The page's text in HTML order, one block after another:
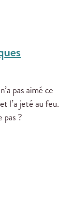
pas aimé ce
l’a jeté au feu.
pas ?